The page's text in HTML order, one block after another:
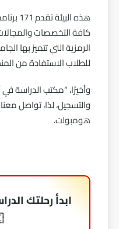
هذه
كافة التخصصات
الرمزية التي تتميز بها
للطلاب الاستفادة من
وأخيرًا، “مكتب الدراسة في
والتسجيل، لذا، تواصل
هومبولت.
ابدأ رحلتك